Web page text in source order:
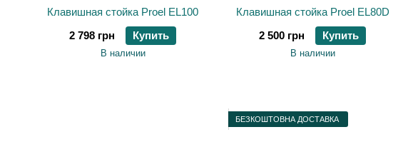
Клавишная стойка Proel EL100
2 798 грн
Купить
В наличии
Клавишная стойка Proel EL80D
2 500 грн
Купить
В наличии
БЕЗКОШТОВНА ДОСТАВКА